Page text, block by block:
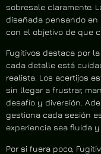
sobresale claramente.
diseñada pensando
con el objetivo de que
Fugitivos destaca por
cada detalle está
realista. Los acertijos
sin llegar a frustrar,
desafío y diversión.
gestiona cada sesión
experiencia sea fluida
Por si fuera poco,